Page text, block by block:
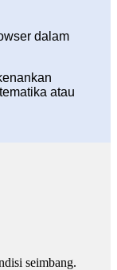
dalam
atau
seimbang.